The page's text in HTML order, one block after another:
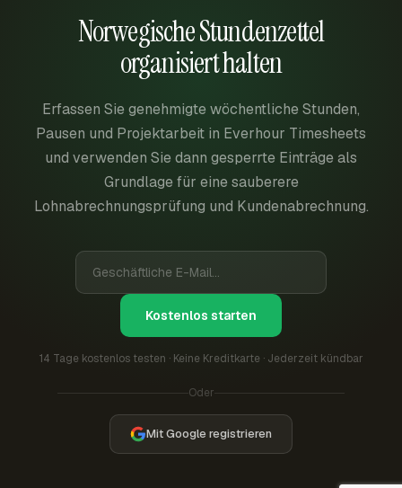
Norwegische Stundenzettel
organisiert halten
Erfassen Sie genehmigte wöchentliche Stunden,
Pausen und Projektarbeit in Everhour Timesheets
und verwenden Sie dann gesperrte Einträge als
Grundlage für eine sauberere
Lohnabrechnungsprüfung und Kundenabrechnung.
Kostenlos starten
14 Tage kostenlos testen · Keine Kreditkarte · Jederzeit kündbar
Oder
Mit Google registrieren